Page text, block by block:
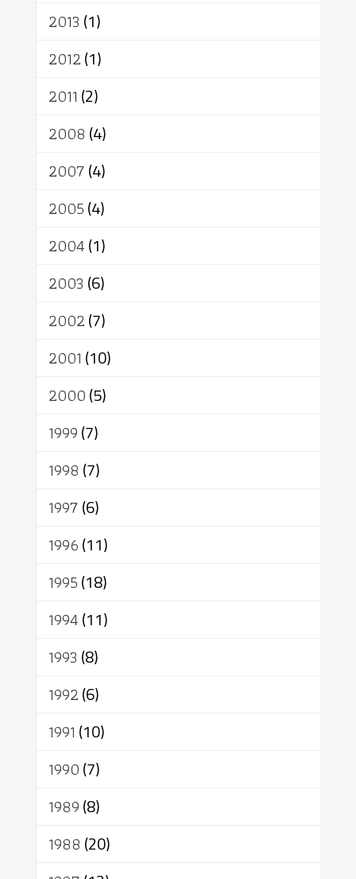
2013 (1)
2012(1)
2011 (2)
2008 (4)
2007(4)
2005(4)
2004(1)
2003 (6)
2002(7)
2001 (10)
2000(5)
1999(7)
1998 (7)
1997(6)
1996(11)
1995(18)
1994(11)
1993 (8)
1992(6)
1991 (10)
1990(7)
1989(8)
1988 (20)